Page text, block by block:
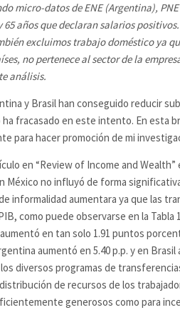
micro-datos de ENE (Argentina),
años que declaran salarios
excluimos trabajo doméstico ya
no pertenece al sector de la
análisis.
y Brasil han conseguido reducir
fracasado en este intento. En esta
para hacer promoción de mi
en “Review of Income and Wealth”
México no influyó de forma
informalidad aumentara ya que las
como puede observarse en la Tabla
en tan solo 1.91 puntos
aumentó en 5.40 p.p. y en
diversos programas de
de recursos de los
generosos como para